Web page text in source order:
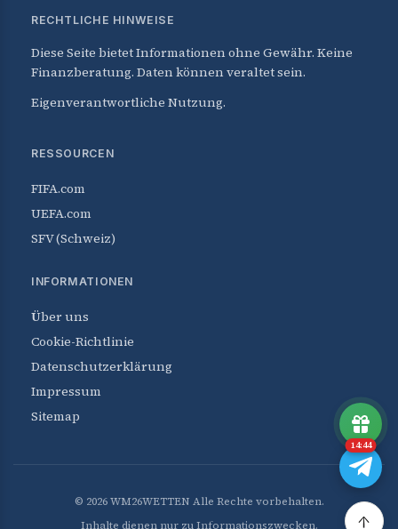
RECHTLICHE HINWEISE
Diese Seite bietet Informationen ohne Gewähr. Keine
Finanzberatung. Daten können veraltet sein.
Eigenverantwortliche Nutzung.
RESSOURCEN
FIFA.com
UEFA.com
SFV (Schweiz)
INFORMATIONEN
Über uns
Cookie-Richtlinie
Datenschutzerklärung
Impressum
Sitemap
© 2026 WM26WETTEN Alle Rechte vorbehalten.
Inhalte dienen nur zu Informationszwecken.
↑
14:44